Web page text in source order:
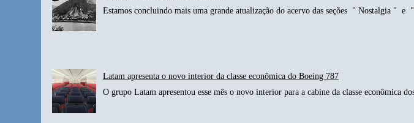
Estamos concluindo mais uma grande atualização do acervo das seções " Nostalgia " e "
Latam apresenta o novo interior da classe econômica do Boeing 787
O grupo Latam apresentou esse mês o novo interior para a cabine da classe econômica